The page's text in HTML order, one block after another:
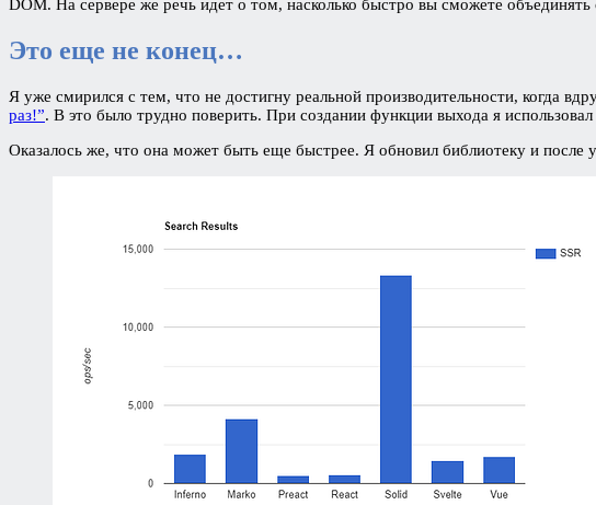
DOM. На сервере же речь идет о том, насколько быстро вы сможете объединять
Это еще не конец…
Я уже смирился с тем, что не достигну реальной производительности, когда
раз!”. В это было трудно поверить. При создании функции выхода я
Оказалось же, что она может быть еще быстрее. Я обновил библиотеку и после